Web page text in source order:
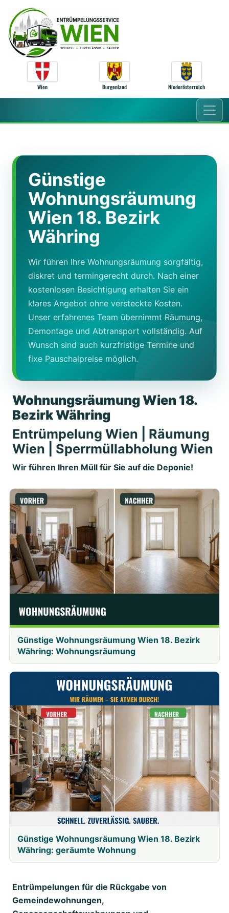
Zum Inhalt springen
Wien Burgenland Niederösterreich
Günstige
Wohnungsräumung
Wien 18. Bezirk
Währing
Wir führen Ihre Wohnungsräumung sorgfältig,
diskret und termingerecht durch. Nach einer
kostenlosen Besichtigung erhalten Sie ein
klares Angebot ohne versteckte Kosten.
Unser erfahrenes Team übernimmt Räumung,
Demontage und Abtransport vollständig. Auf
Wunsch sind auch kurzfristige Termine und
fixe Pauschalpreise möglich.
Wohnungsräumung Wien 18.
Bezirk Währing
Entrümpelung Wien | Räumung
Wien | Sperrmüllabholung Wien
Wir führen Ihren Müll für Sie auf die Deponie!
Günstige Wohnungsräumung Wien 18. Bezirk
Währing: Wohnungsräumung
Günstige Wohnungsräumung Wien 18. Bezirk
Währing: geräumte Wohnung
Entrümpelungen für die Rückgabe von
Gemeindewohnungen,